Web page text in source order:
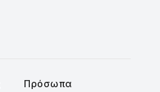
Πρόσωπα